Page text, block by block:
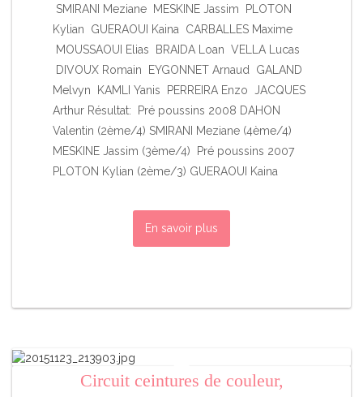
SMIRANI Meziane MESKINE Jassim PLOTON
Kylian GUERAOUI Kaina CARBALLES Maxime
MOUSSAOUI Elias BRAIDA Loan VELLA Lucas
DIVOUX Romain EYGONNET Arnaud GALAND
Melvyn KAMLI Yanis PERREIRA Enzo JACQUES
Arthur Résultat: Pré poussins 2008 DAHON
Valentin (2ème/4) SMIRANI Meziane (4ème/4)
MESKINE Jassim (3ème/4) Pré poussins 2007
PLOTON Kylian (2ème/3) GUERAOUI Kaina
En savoir plus
Circuit ceintures de couleur,